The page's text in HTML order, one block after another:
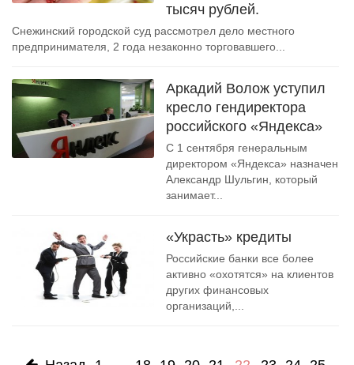
тысяч рублей.
Снежинский городской суд рассмотрел дело местного
предпринимателя, 2 года незаконно торговавшего...
Аркадий Волож уступил
кресло гендиректора
российского «Яндекса»
С 1 сентября генеральным
директором «Яндекса» назначен
Александр Шульгин, который
занимает...
«Украсть» кредиты
Российские банки все более
активно «охотятся» на клиентов
других финансовых
организаций,...